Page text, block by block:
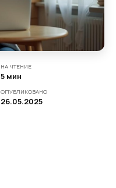
НА ЧТЕНИЕ
5 мин
ОПУБЛИКОВАНО
26.05.2025